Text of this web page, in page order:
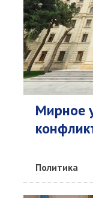
Мирное
Политика